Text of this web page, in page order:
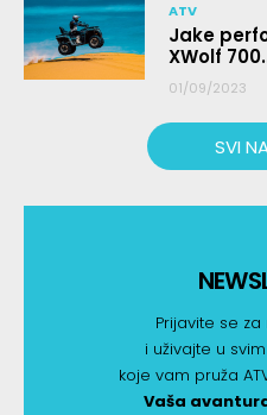
ATV
Jake
XWolf
01/09/2023
SVI
Prijavite se
i uživajte u
koje vam pruža
Vaša